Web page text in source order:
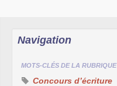
Navigation
MOTS-CLÉS DE LA RUBRIQUE
Concours d’écriture